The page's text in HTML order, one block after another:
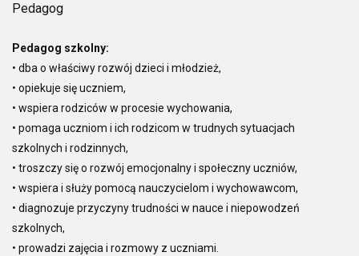
Pedagog
Pedagog szkolny:
• dba o właściwy rozwój dzieci i młodzież,
• opiekuje się uczniem,
• wspiera rodziców w procesie wychowania,
• pomaga uczniom i ich rodzicom w trudnych sytuacjach
szkolnych i rodzinnych,
• troszczy się o rozwój emocjonalny i społeczny uczniów,
• wspiera i służy pomocą nauczycielom i wychowawcom,
• diagnozuje przyczyny trudności w nauce i niepowodzeń
szkolnych,
• prowadzi zajęcia i rozmowy z uczniami.